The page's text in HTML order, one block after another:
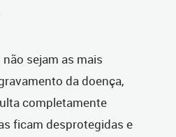
sejam as mais
da doença,
completamente
ficam desprotegidas e